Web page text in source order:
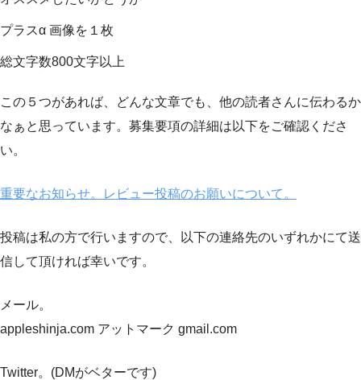
プラスα 画像を１枚
総文字数800文字以上
この５つがあれば、どんな文章でも、他の読者さんに伝わるか
なぁと思っています。募集要項の詳細は以下をご確認くださ
い。
重要なお知らせ。レビュー投稿のお願いについて。
投稿は私の方で行いますので、以下の連絡先のいずれかにて送
信して頂ければ幸いです。
メール。
appleshinja.com アットマーク gmail.com
Twitter。(DMがベターです)